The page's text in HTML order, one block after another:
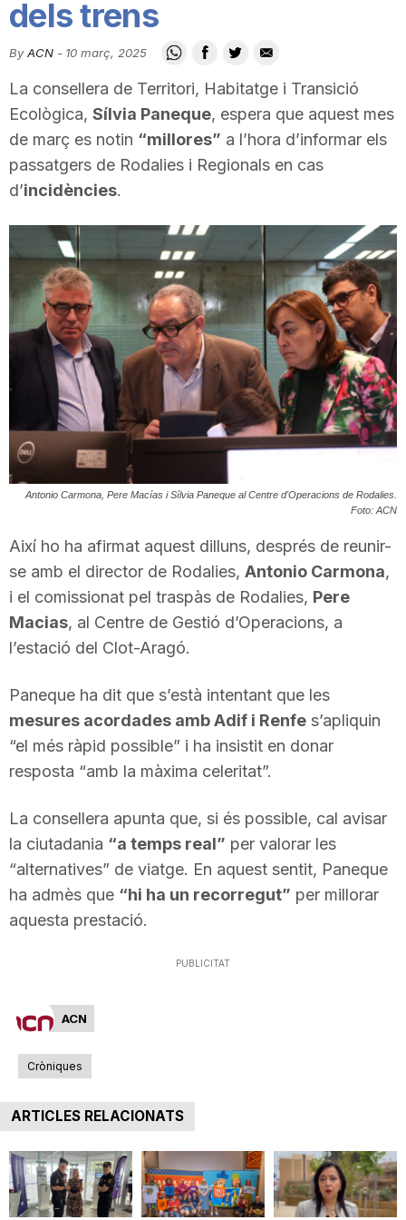
i
t
a
T
a
r
r
a
g
o
a
dels trens
By ACN - 10 març, 2025
La consellera de Territori, Habitatge i Transició
Ecològica, Sílvia Paneque, espera que aquest mes
de març es notin “millores” a l’hora d’informar els
passatgers de Rodalies i Regionals en cas
d’incidències.
Antonio Carmona, Pere Macías i Sílvia Paneque al Centre d'Operacions de Rodalies.
Foto: ACN
Així ho ha afirmat aquest dilluns, després de reunir-
se amb el director de Rodalies, Antonio Carmona,
i el comissionat pel traspàs de Rodalies, Pere
Macias, al Centre de Gestió d’Operacions, a
l’estació del Clot-Aragó.
Paneque ha dit que s’està intentant que les
mesures acordades amb Adif i Renfe s’apliquin
“el més ràpid possible” i ha insistit en donar
resposta “amb la màxima celeritat”.
La consellera apunta que, si és possible, cal avisar
la ciutadania “a temps real” per valorar les
“alternatives” de viatge. En aquest sentit, Paneque
ha admès que “hi ha un recorregut” per millorar
aquesta prestació.
PUBLICITAT
ACN
Cròniques
ARTICLES RELACIONATS